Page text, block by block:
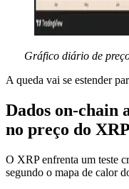
Gráfico diário de
A queda vai se estender
Dados on-chain
no preço do XRP
O XRP enfrenta um teste
segundo o mapa de calor